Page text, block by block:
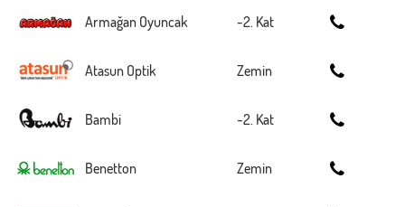
Armağan Oyuncak -2. Kat
Atasun Optik Zemin
Bambi -2. Kat
Benetton Zemin